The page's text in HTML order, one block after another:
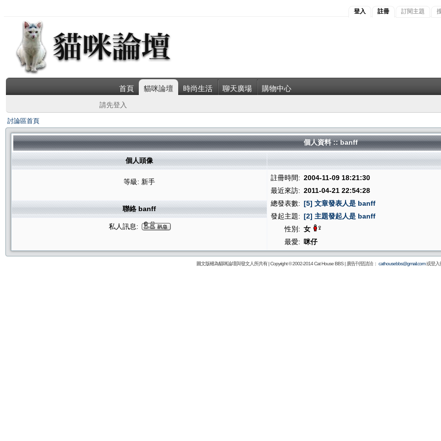
登入 註冊 訂閱主題
首頁 貓咪論壇 時尚生活 聊天廣場 購物中心
請先登入
討論區首頁
個人資料 :: banff
個人頭像
等級: 新手 註冊時間: 2004-11-09 18:21:30
最近來訪: 2011-04-21 22:54:28
總發表數: [5] 文章發表人是 banff
發起主題: [2] 主題發起人是 banff
性別: 女
最愛:
咪仔
聯絡 banff
私人訊息:
圖文版權為貓咪論壇與發文人所共有 | Copyright © 2002-2014Cat House BBS| 廣告刊登請洽： cathousebbs@gmail.com或登入